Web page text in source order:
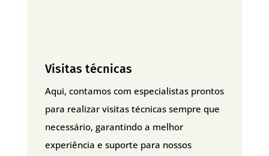
Visitas técnicas
Aqui, contamos com especialistas prontos
para realizar visitas técnicas sempre que
necessário, garantindo a melhor
experiência e suporte para nossos